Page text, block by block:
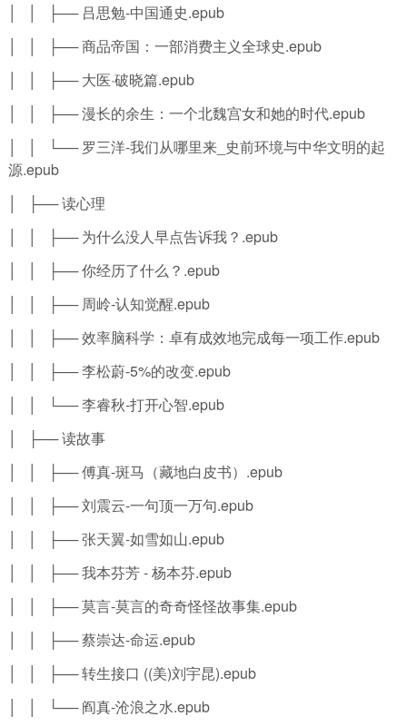
│ │ ├── 吕思勉-中国通史.epub
│ │ ├── 商品帝国：一部消费主义全球史.epub
│ │ ├── 大医·破晓篇.epub
│ │ ├── 漫长的余生：一个北魏宫女和她的时代.epub
│ │ └── 罗三洋-我们从哪里来_史前环境与中华文明的起
源.epub
│ ├── 读心理
│ │ ├── 为什么没人早点告诉我？.epub
│ │ ├── 你经历了什么？.epub
│ │ ├── 周岭-认知觉醒.epub
│ │ ├── 效率脑科学：卓有成效地完成每一项工作.epub
│ │ ├── 李松蔚-5%的改变.epub
│ │ └── 李睿秋-打开心智.epub
│ ├── 读故事
│ │ ├── 傅真-斑马（藏地白皮书）.epub
│ │ ├── 刘震云-一句顶一万句.epub
│ │ ├── 张天翼-如雪如山.epub
│ │ ├── 我本芬芳 - 杨本芬.epub
│ │ ├── 莫言-莫言的奇奇怪怪故事集.epub
│ │ ├── 蔡崇达-命运.epub
│ │ ├── 转生接口 ((美)刘宇昆).epub
│ │ └── 阎真-沧浪之水.epub